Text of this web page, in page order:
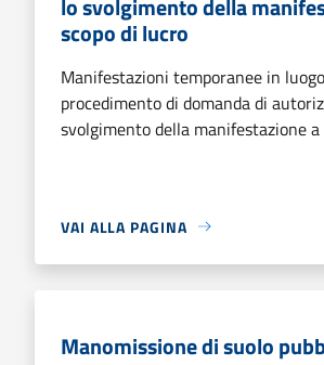
scopo di lucro
Manifestazioni temporanee in
procedimento di domanda di
svolgimento della manifestazione
VAI ALLA PAGINA
Manomissione di suolo